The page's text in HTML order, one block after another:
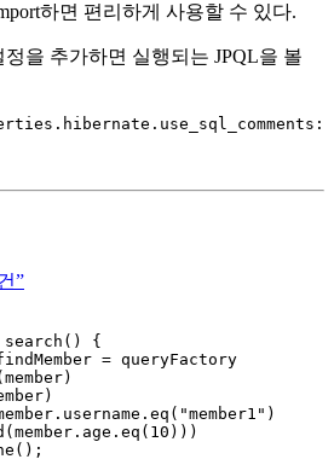
하면 편리하게 사용할 수 있다.
정을 추가하면 실행되는 JPQL을 볼
:
”
search ()
{
= queryFactory
member)
)
. username . eq ( "member1 " )
( member . age . eq ( 10 )))
() ;